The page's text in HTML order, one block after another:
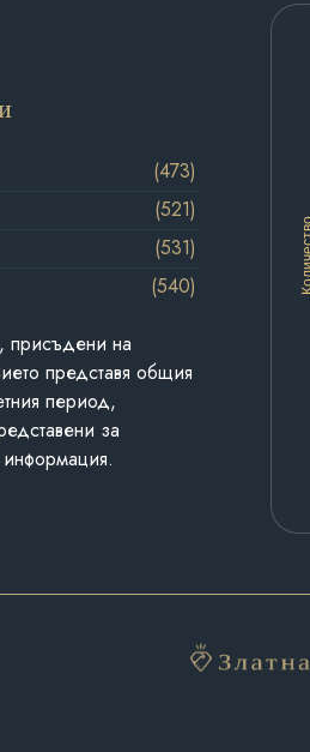
(473)
(521)
(531)
(540)
присъдени на
представя общия
период,
за